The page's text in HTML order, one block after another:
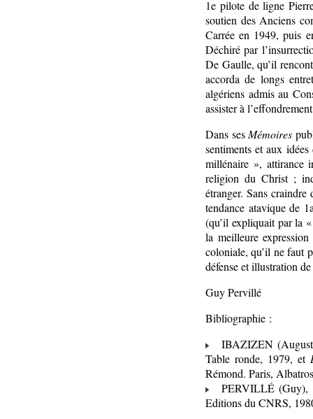
1e pilote de ligne
soutien des Anciens
Carrée en 1949, puis
Déchiré par
De Gaulle, qu’il
accorda de longs
algériens admis au
assister à
Dans ses Mémoires
sentiments et aux
millénaire », attirance
religion du Christ ;
étranger. Sans
tendance atavique de
(qu’il expliquait par la
la meilleure
coloniale, qu’il ne faut
défense et illustration
Guy Pervillé
Bibliographie :
IBAZIZEN
Table ronde, 1979, et
Rémond. Paris,
PERVILLÉ (Guy),
Editions du CNRS,